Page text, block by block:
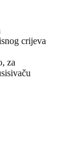
crijeva
za